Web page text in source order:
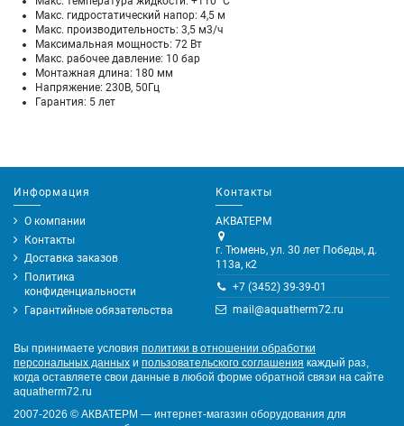
Макс. гидростатический напор: 4,5 м
Макс. производительность: 3,5 м3/ч
Максимальная мощность: 72 Вт
Макс. рабочее давление: 10 бар
Монтажная длина: 180 мм
Напряжение: 230В, 50Гц
Гарантия: 5 лет
Информация
О компании
Контакты
Доставка заказов
Политика
конфиденциальности
Гарантийные обязательства
Контакты
АКВАТЕРМ
г. Тюмень, ул. 30 лет Победы, д.
113а, к2
+7 (3452) 39-39-01
mail@aquatherm72.ru
Вы принимаете условия политики в отношении обработки
персональных данных и пользовательского соглашения каждый раз,
когда оставляете свои данные в любой форме обратной связи на сайте
aquatherm72.ru
2007-2026 © АКВАТЕРМ — интернет-магазин оборудования для